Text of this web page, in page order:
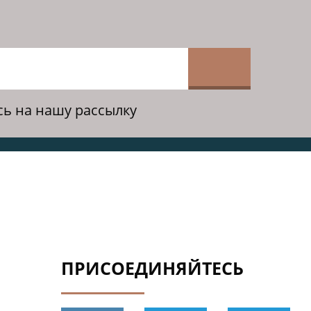
на нашу рассылку
ПРИСОЕДИНЯЙТЕСЬ